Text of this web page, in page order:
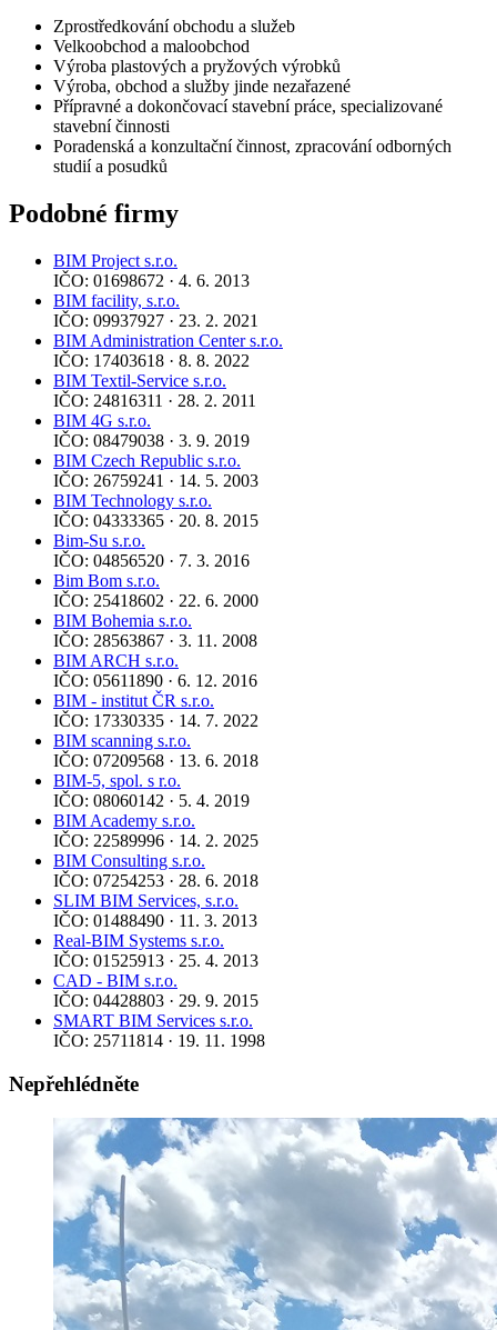
Zprostředkování obchodu a služeb
Velkoobchod a maloobchod
Výroba plastových a pryžových výrobků
Výroba, obchod a služby jinde nezařazené
Přípravné a dokončovací stavební práce, specializované
stavební činnosti
Poradenská a konzultační činnost, zpracování odborných
studií a posudků
Podobné firmy
BIM Project s.r.o.
IČO: 01698672 · 4. 6. 2013
BIM facility, s.r.o.
IČO: 09937927 · 23. 2. 2021
BIM Administration Center s.r.o.
IČO: 17403618 · 8. 8. 2022
BIM Textil-Service s.r.o.
IČO: 24816311 · 28. 2. 2011
BIM 4G s.r.o.
IČO: 08479038 · 3. 9. 2019
BIM Czech Republic s.r.o.
IČO: 26759241 · 14. 5. 2003
BIM Technology s.r.o.
IČO: 04333365 · 20. 8. 2015
Bim-Su s.r.o.
IČO: 04856520 · 7. 3. 2016
Bim Bom s.r.o.
IČO: 25418602 · 22. 6. 2000
BIM Bohemia s.r.o.
IČO: 28563867 · 3. 11. 2008
BIM ARCH s.r.o.
IČO: 05611890 · 6. 12. 2016
BIM - institut ČR s.r.o.
IČO: 17330335 · 14. 7. 2022
BIM scanning s.r.o.
IČO: 07209568 · 13. 6. 2018
BIM-5, spol. s r.o.
IČO: 08060142 · 5. 4. 2019
BIM Academy s.r.o.
IČO: 22589996 · 14. 2. 2025
BIM Consulting s.r.o.
IČO: 07254253 · 28. 6. 2018
SLIM BIM Services, s.r.o.
IČO: 01488490 · 11. 3. 2013
Real-BIM Systems s.r.o.
IČO: 01525913 · 25. 4. 2013
CAD - BIM s.r.o.
IČO: 04428803 · 29. 9. 2015
SMART BIM Services s.r.o.
IČO: 25711814 · 19. 11. 1998
Nepřehlédněte